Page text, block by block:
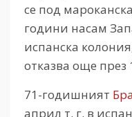
се под
години насам
испанска
отказва още през
71-годишният
април т. г. в